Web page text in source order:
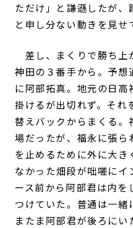
ただけ」と謙遜したが、
と申し分ない動きを見せ
差し、まくりで勝ち上
神田の３番手から。予
に阿部拓真。地元の日
掛けるが出切れず。それ
替えバックからまくる
場だったが、福永に張
を止めるために外に大
なかった畑段が咄嗟に
ース前から阿部君は内を
つけていた。普通は一
またま阿部君が後ろに